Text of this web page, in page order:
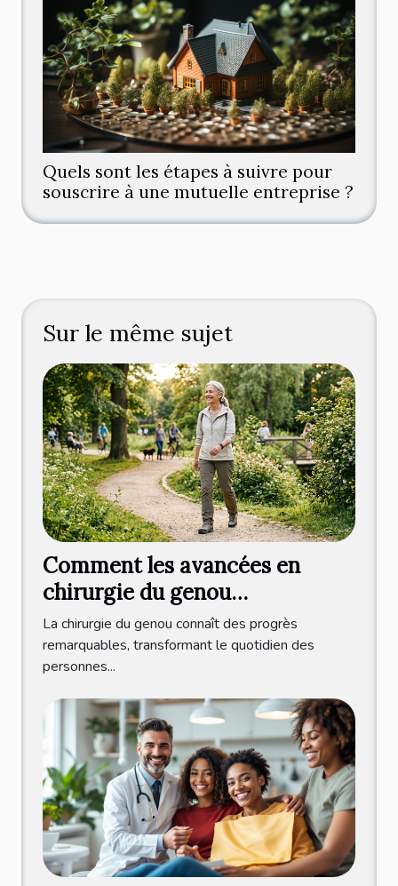
Quels sont les étapes à suivre pour
souscrire à une mutuelle entreprise ?
Sur le même sujet
Comment les avancées en
chirurgie du genou
améliorent-elles la qualité de
vie ?
La chirurgie du genou connaît des progrès
remarquables, transformant le quotidien des
personnes...